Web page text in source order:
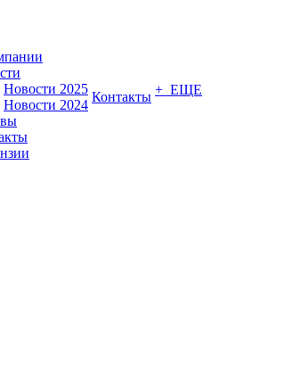
Новости 2025
Новости 2024
Контакты + ЕЩЕ